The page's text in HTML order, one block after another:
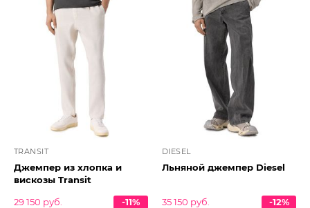
TRANSIT
Джемпер из хлопка и
вискозы Transit
29 150 руб.
-11%
DIESEL
Льняной джемпер Diesel
35 150 руб.
-12%